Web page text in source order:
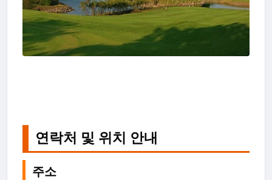
연락처 및 위치 안내
주소